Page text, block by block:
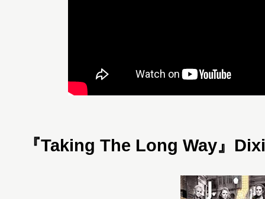
『Taking The Long Way』